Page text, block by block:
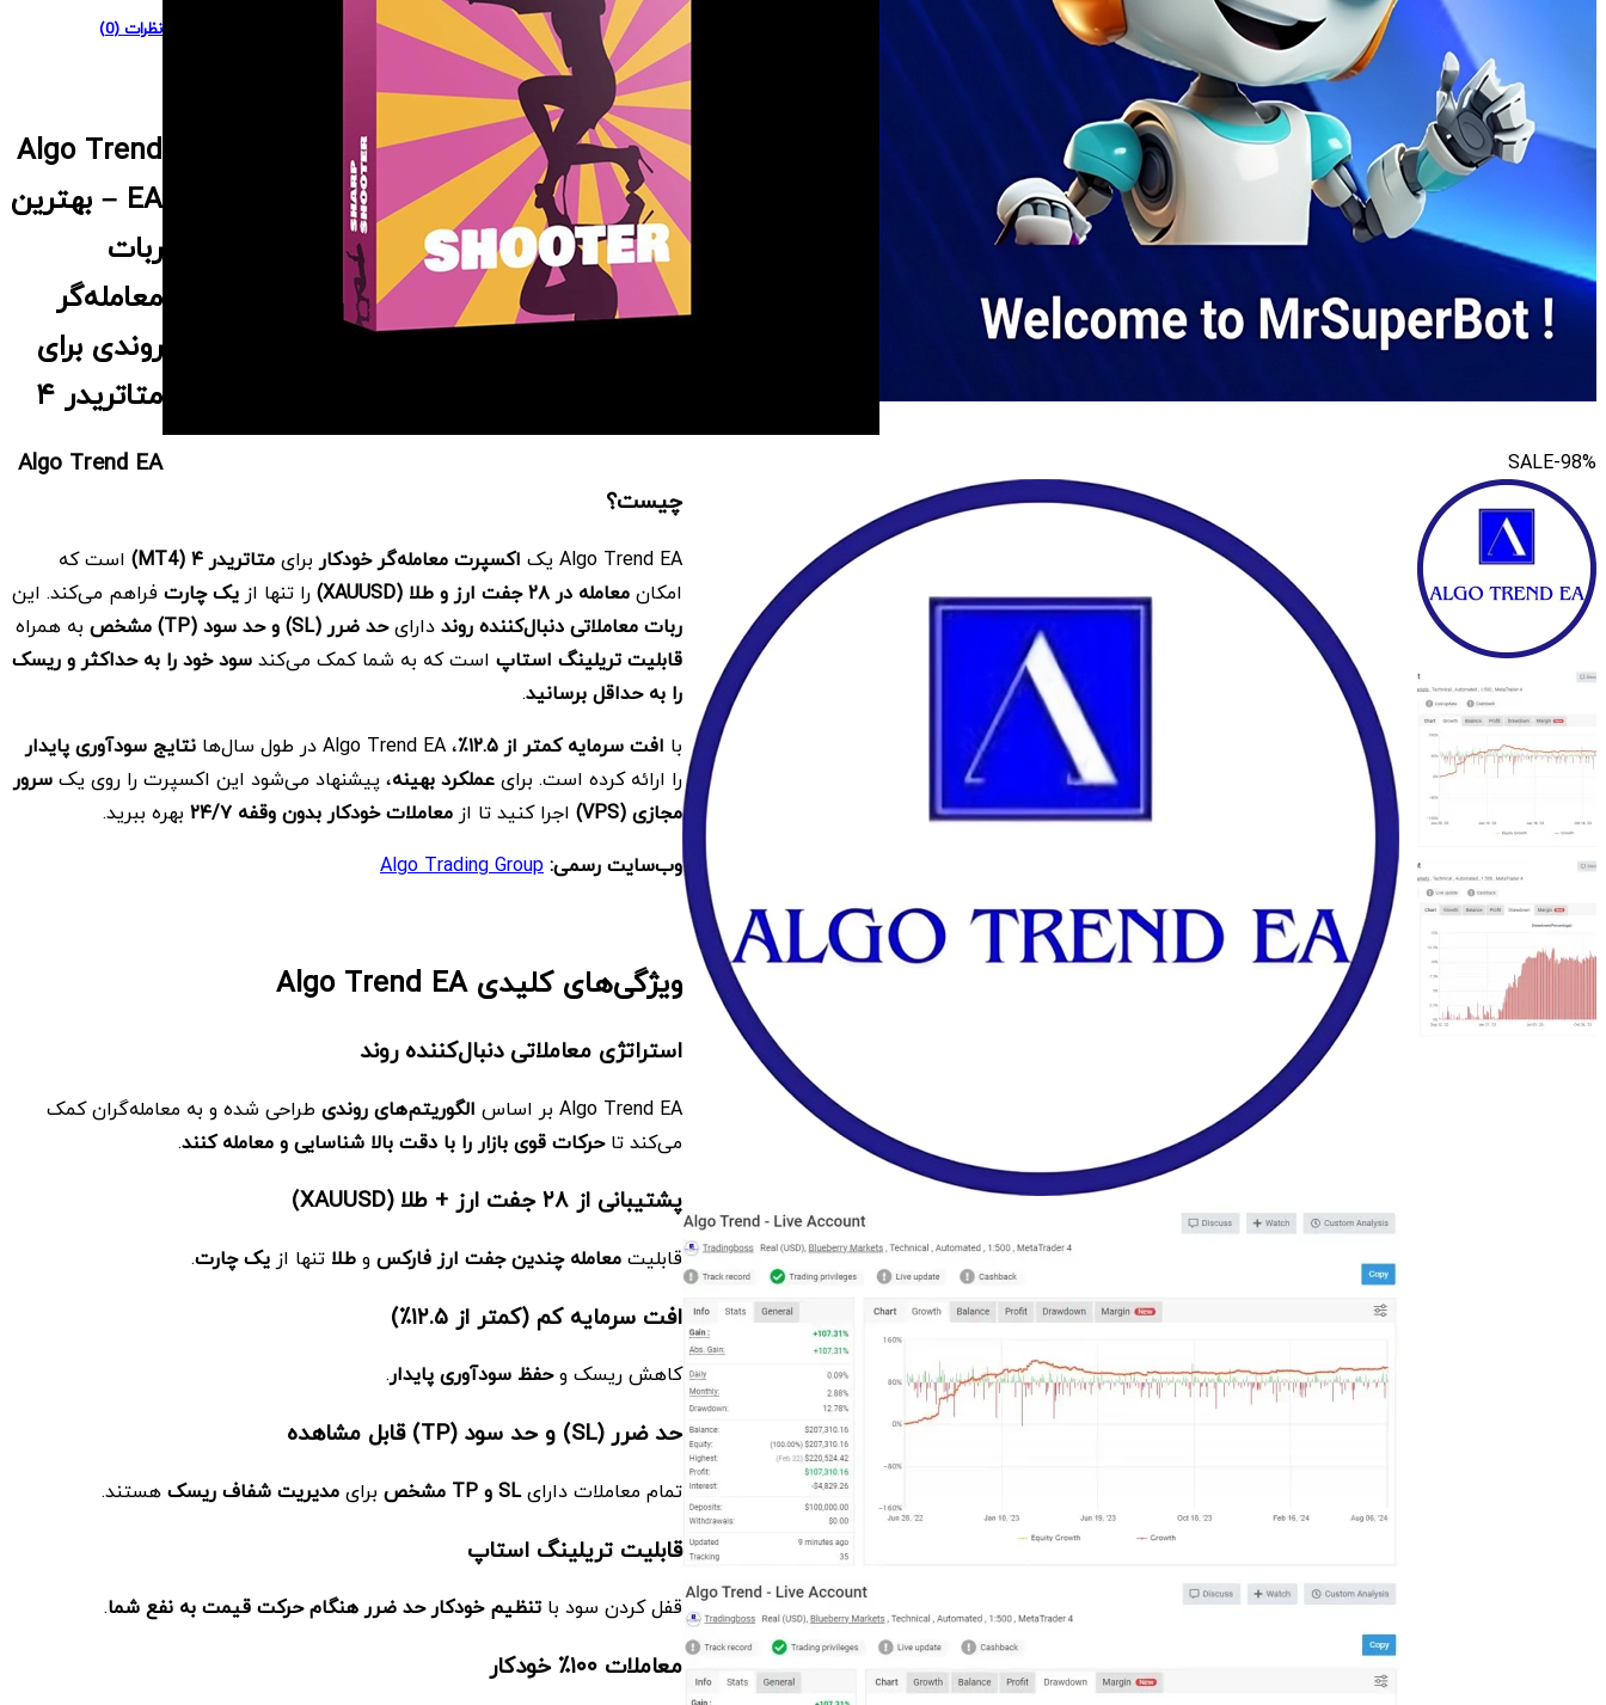
SALE-98%
نظرات (0)
Algo Trend
EA –
بهترین
ربات
معامله‌گر
روندی برای
متاتریدر۴
Algo Trend EA
چیست؟
Algo Trend EA یک اکسپرت معامله‌گر خودکاربرایمتاتریدر۴(MT4)
است که
امکانمعامله در۲۸ جفت ارز و طلا (XAUUSD) را تنها ازیک چارت فراهم می‌کند. این
ربات معاملاتی دنبال‌کننده رونددارایحد ضرر(SL) و حد سود (TP) مشخص
به همراه
قابلیت تریلینگ استاپ است که به شما کمک می‌کندسود خود را به حداکثر و ریسک
را به حداقل برسانید.
با افت سرمایه کمتر از۱۲.۵٪ ، Algo Trend EA در طول سال‌ها
نتایج سودآوری پایدار
را ارائه کرده است. برایعملکرد بهینه، پیشنهاد می‌شود این اکسپرت را روی یکسرور
مجازی(VPS) اجرا کنید تا ازمعاملات خودکار بدون وقفه ۲۴/۷ بهره ببرید.
وب‌سایت رسمی:Algo Trading Group
ویژگی‌های کلیدیAlgo Trend EA
استراتژی معاملاتی دنبال‌کننده روند
Algo Trend EA بر اساس الگوریتم‌های روندی طراحی شده و به معامله‌گران کمک
می‌کند تاحرکات قوی بازار را با دقت بالا شناسایی و معامله کنند.
پشتیبانی از۲۸ جفت ارز + طلا (XAUUSD)
قابلیتمعامله چندین جفت ارز فارکس وطلا تنها ازیک چارت.
افت سرمایه کم (کمتر از۱۲.۵٪)
کاهش ریسک وحفظ سودآوری پایدار.
حد ضرر(SL) و حد سود (TP) قابل مشاهده
تمام معاملات دارایSL و برایمدیریت شفاف ریسکهستند.
قابلیت تریلینگ استاپ
قفل کردن سود باتنظیم خودکار حد ضرر هنگام حرکت قیمت به نفع شما.
معاملات ۱۰۰٪ خودکار